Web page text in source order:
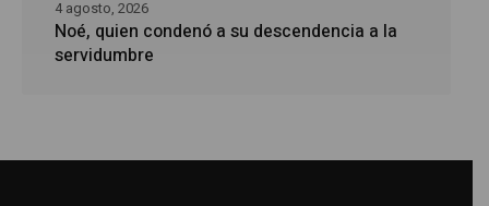
Noé, quien condenó a su descendencia a la
servidumbre
4 agosto, 2026